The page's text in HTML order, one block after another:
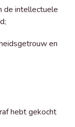
de intellectuele
en
hebt gekocht